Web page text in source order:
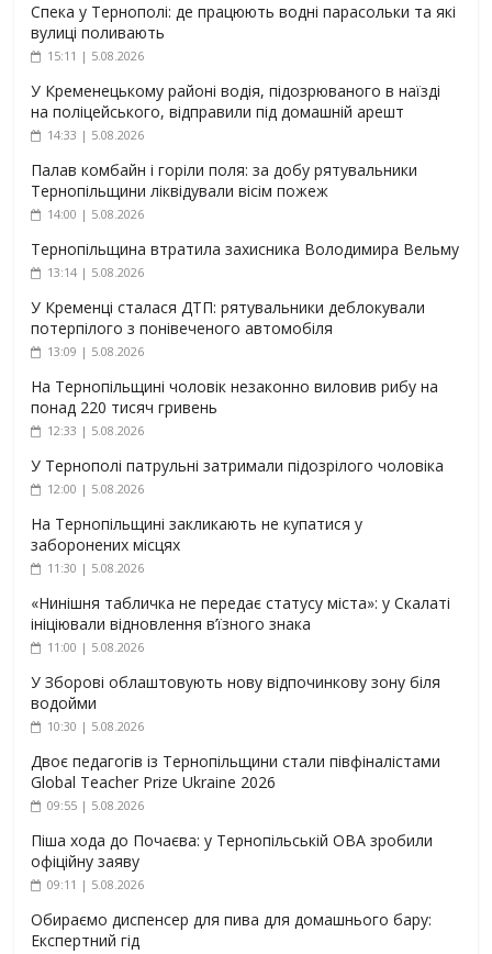
Спека у Тернополі: де працюють водні парасольки та які
вулиці поливають
15:11 | 5.08.2026
У Кременецькому районі водія, підозрюваного в наїзді
на поліцейського, відправили під домашній арешт
14:33 | 5.08.2026
Палав комбайн і горіли поля: за добу рятувальники
Тернопільщини ліквідували вісім пожеж
14:00 | 5.08.2026
Тернопільщина втратила захисника Володимира Вельму
13:14 | 5.08.2026
У Кременці сталася ДТП: рятувальники деблокували
потерпілого з понівеченого автомобіля
13:09 | 5.08.2026
На Тернопільщині чоловік незаконно виловив рибу на
понад 220 тисяч гривень
12:33 | 5.08.2026
У Тернополі патрульні затримали підозрілого чоловіка
12:00 | 5.08.2026
На Тернопільщині закликають не купатися у
заборонених місцях
11:30 | 5.08.2026
«Нинішня табличка не передає статусу міста»: у Скалаті
ініціювали відновлення в’їзного знака
11:00 | 5.08.2026
У Зборові облаштовують нову відпочинкову зону біля
водойми
10:30 | 5.08.2026
Двоє педагогів із Тернопільщини стали півфіналістами
Global Teacher Prize Ukraine 2026
09:55 | 5.08.2026
Піша хода до Почаєва: у Тернопільській ОВА зробили
офіційну заяву
09:11 | 5.08.2026
Обираємо диспенсер для пива для домашнього бару:
Експертний гід